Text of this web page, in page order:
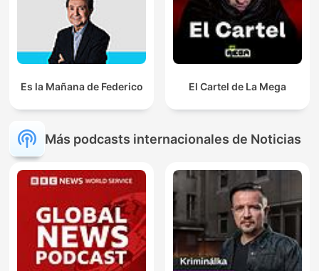
Es la Mañana de Federico El Cartel de La Mega
Más podcasts internacionales de Noticias